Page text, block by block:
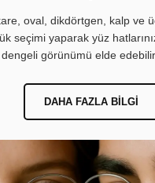
oval, dikdörtgen, kalp ve
seçimi yaparak yüz
dengeli görünümü elde
DAHA FAZLA BILGI